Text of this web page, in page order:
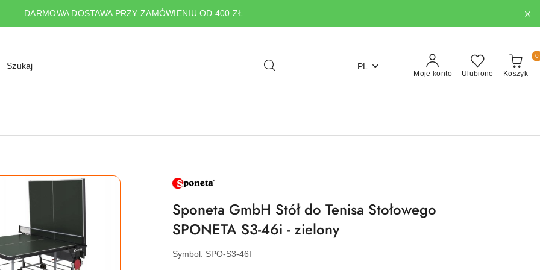
DARMOWA DOSTAWA PRZY ZAMÓWIENIU OD 400 ZŁ
PL
Moje konto Ulubione Koszyk
0
NAZWA
PRODUCENTA:
Sponeta GmbH Stół do Tenisa Stołowego
SPONETA S3-46i - zielony
Symbol: SPO-S3-46I